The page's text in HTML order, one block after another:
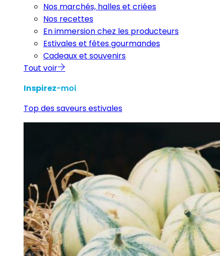
Nos marchés, halles et criées
Nos recettes
En immersion chez les producteurs
Estivales et fêtes gourmandes
Cadeaux et souvenirs
Tout voir
Inspirez-moi
Top des saveurs estivales